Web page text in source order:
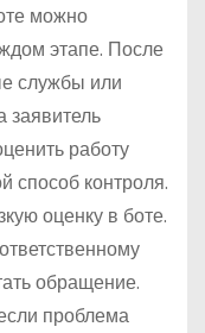
можно
этапе. После
службы или
заявитель
работу
способ контроля.
оценку в боте.
обращение.
проблема